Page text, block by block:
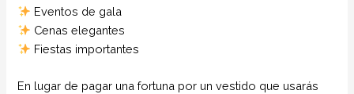
Eventos de gala
Cenas elegantes
Fiestas importantes
En lugar de pagar una fortuna por un vestido que usarás